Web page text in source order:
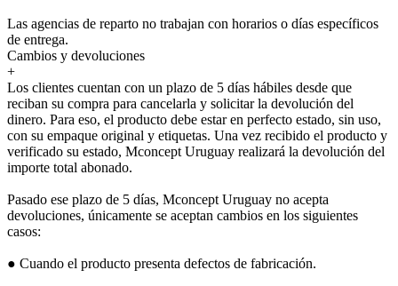
Las agencias de reparto no trabajan con horarios o días específicos
de entrega.
Cambios y devoluciones
+
Los clientes cuentan con un plazo de 5 días hábiles desde que
reciban su compra para cancelarla y solicitar la devolución del
dinero. Para eso, el producto debe estar en perfecto estado, sin uso,
con su empaque original y etiquetas. Una vez recibido el producto y
verificado su estado, Mconcept Uruguay realizará la devolución del
importe total abonado.
Pasado ese plazo de 5 días, Mconcept Uruguay no acepta
devoluciones, únicamente se aceptan cambios en los siguientes
casos:
● Cuando el producto presenta defectos de fabricación.